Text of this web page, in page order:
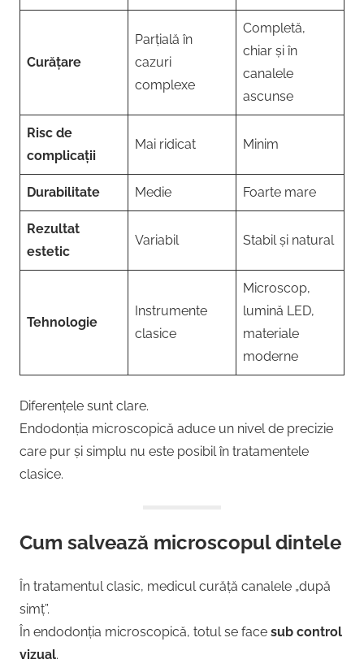
Curățare
Parțială în
cazuri
complexe
Completă,
chiar și în
canalele
ascunse
Risc de
complicații
Mai ridicat Minim
Durabilitate Medie Foarte mare
Rezultat
estetic
Variabil Stabil și natural
Tehnologie
Instrumente
clasice
Microscop,
lumină LED,
materiale
moderne
Diferențele sunt clare.
Endodonția microscopică aduce un nivel de precizie
care pur și simplu nu este posibil în tratamentele
clasice.
Cum salvează microscopul dintele
În tratamentul clasic, medicul curăță canalele „după
simț”.
În endodonția microscopică, totul se face sub control
vizual.